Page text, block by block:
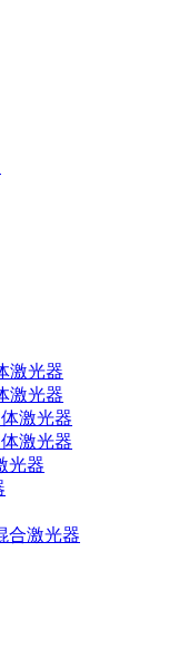
激光器
激光器
激光器
激光器
光器
合激光器